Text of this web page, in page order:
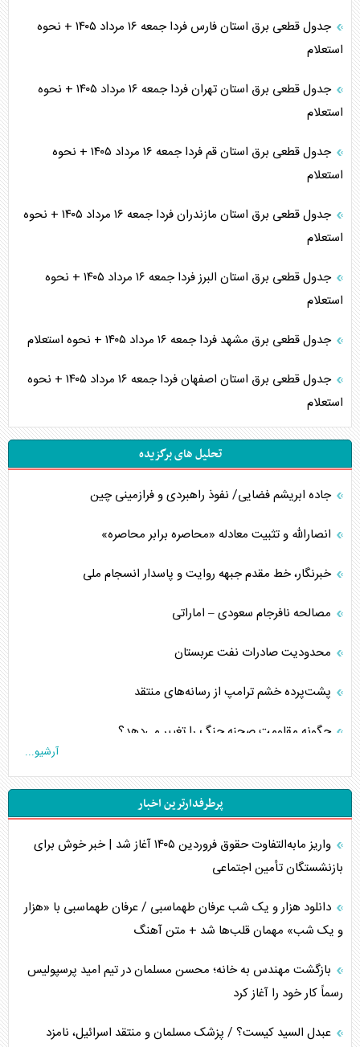
جدول قطعی برق استان فارس فردا جمعه ۱۶ مرداد ۱۴۰۵ + نحوه
استعلام
جدول قطعی برق استان تهران فردا جمعه ۱۶ مرداد ۱۴۰۵ + نحوه
استعلام
جدول قطعی برق استان قم فردا جمعه ۱۶ مرداد ۱۴۰۵ + نحوه
استعلام
جدول قطعی برق استان مازندران فردا جمعه ۱۶ مرداد ۱۴۰۵ + نحوه
استعلام
جدول قطعی برق استان البرز فردا جمعه ۱۶ مرداد ۱۴۰۵ + نحوه
استعلام
جدول قطعی برق مشهد فردا جمعه ۱۶ مرداد ۱۴۰۵ + نحوه استعلام
جدول قطعی برق استان اصفهان فردا جمعه ۱۶ مرداد ۱۴۰۵ + نحوه
استعلام
تحلیل های برگزیده
جاده ابریشم فضایی/ نفوذ راهبردی و فرازمینی چین
انصارالله و تثبیت معادله «محاصره برابر محاصره»
خبرنگار، خط مقدم جبهه روایت و پاسدار انسجام ملی
مصالحه نافرجام سعودی – اماراتی
محدودیت صادرات نفت عربستان
پشت‌پرده خشم ترامپ از رسانه‌های منتقد
چگونه مقاومت صحنه جنگ را تغییر می‌دهد؟
جنگ رمضان و معضل حضور نظامیان آمریکایی
تحلیل جامع پدیده تراستی‌ها
تأثیر جنگ ایران و آمریکا بر اقتصاد جهانی
اربعین، کابوس مشترک تل‌آویو-واشنگتن
برنامه هفتم توسعه در نقطه کور سیاستگذاری
آرشیو...
پرطرفدارترین اخبار
واریز مابه‌التفاوت حقوق فروردین ۱۴۰۵ آغاز شد | خبر خوش برای
بازنشستگان تأمین اجتماعی
دانلود هزار و یک شب عرفان طهماسبی / عرفان طهماسبی با «هزار
و یک شب» مهمان قلب‌ها شد + متن آهنگ
بازگشت مهندس به خانه؛ محسن مسلمان در تیم امید پرسپولیس
رسماً کار خود را آغاز کرد
عبدل السید کیست؟ / پزشک مسلمان و منتقد اسرائیل، نامزد